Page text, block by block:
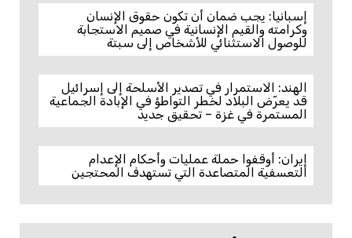
إسبانيا: يجب ضمان أن تكون حقوق الإنسان
وكرامته والقيم الإنسانية في صميم الاستجابة
للوصول الاستثنائي للأشخاص إلى سبتة
الهند: الاستمرار في تصدير الأسلحة إلى إسرائيل
قد يعرّض البلاد لخطر التواطؤ في الإبادة الجماعية
المستمرة في غزة – تحقيق جديد
إيران: أوقفوا حملة عمليات وأحكام الإعدام
التعسفية المتصاعدة التي تستهدف المحتجين